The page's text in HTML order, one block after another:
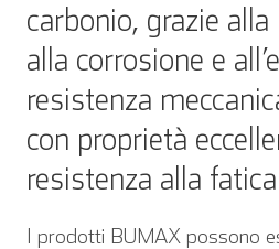
carbonio, grazie
alla corrosione e
resistenza
con proprietà
resistenza alla
I prodotti BUMAX possono